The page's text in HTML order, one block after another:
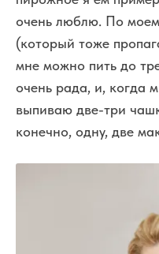
очень люблю. По
(который тоже
мне можно пить до
очень рада, и, когда
выпиваю две-три
конечно, одну, две